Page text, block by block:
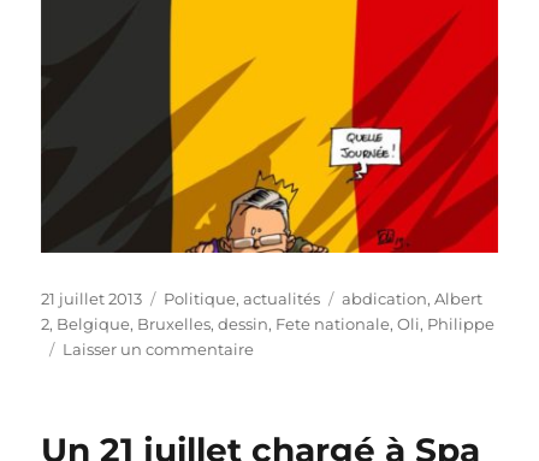
Publié
le
21 juillet 2013 Catégories
Politique, actualités Étiquettes
abdication,Albert
2, Belgique, Bruxelles,dessin, Fete nationale,Oli, Philippe
Laisser un commentairesur
du
Un 21 juillet chargé à Spa